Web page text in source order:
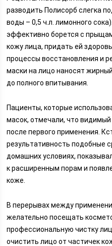
разводить Полисорб слегка
воды – 0,5 ч.л. лимонного
эффективно борется с
кожу лица, придать ей
процессы восстановления и
маски на лицо наносят
до полного впитывания.
Пациенты, которые
масок, отмечали, что
после первого применения.
результативность подобные
домашних условиях,
к расширенным порам и
коже.
В перерывах между
желательно посещать
профессиональную чистку
очистить лицо от частичек